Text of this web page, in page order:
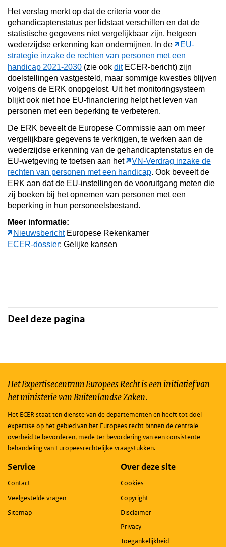
Het verslag merkt op dat de criteria voor de
gehandicaptenstatus per lidstaat verschillen en dat de
statistische gegevens niet vergelijkbaar zijn, hetgeen
wederzijdse erkenning kan ondermijnen. In de
EU-
strategie inzake de rechten van personen met een
handicap 2021-2030 (zie ook ditECER-bericht) zijn
doelstellingen vastgesteld, maar sommige kwesties blijven
volgens de ERK onopgelost. Uit het monitoringsysteem
blijkt ook niet hoe EU-financiering helpt het leven van
personen met een beperking te verbeteren.
De ERK beveelt de Europese Commissie aan om meer
vergelijkbare gegevens te verkrijgen, te werken aan de
wederzijdse erkenning van de gehandicaptenstatus en de
EU-wetgeving te toetsen aan het
VN-Verdrag inzake de
rechten van personen met een handicap. Ook beveelt de
ERK aan dat de EU-instellingen de vooruitgang meten die
zij boeken bij het opnemen van personen met een
beperking in hun personeelsbestand.
Meer informatie:
NieuwsberichtEuropese Rekenkamer
ECER-dossier: Gelijke kansen
Deel deze pagina
Het Expertisecentrum Europees Recht is een initiatief van
het ministerie van Buitenlandse Zaken.
Het ECER staat ten dienste van de departementen en heeft tot doel
expertise op het gebied van het Europees recht binnen de centrale
overheid te bevorderen, mede ter bevordering van een consistente
behandeling van Europeesrechtelijke vraagstukken.
Service
Contact
Veelgestelde vragen
Sitemap
Over deze site
Cookies
Copyright
Disclaimer
Privacy
Toegankelijkheid